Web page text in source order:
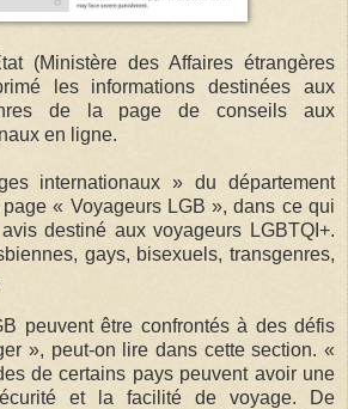
(Ministère des Affaires étrangères
les informations destinées aux
de la page de conseils aux
en ligne.
internationaux » du département
« Voyageurs LGB », dans ce qui
destiné aux voyageurs LGBTQI+.
gays, bisexuels, transgenres,
peuvent être confrontés à des défis
», peut-on lire dans cette section. «
de certains pays peuvent avoir une
et la facilité de voyage. De